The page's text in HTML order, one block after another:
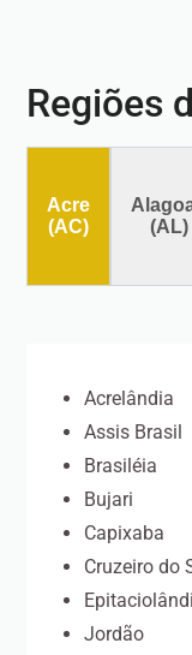
Regiões
Acre
(AC)
(AL)
Acrelândia
Assis Brasil
Brasiléia
Bujari
Capixaba
Cruzeiro do
Jordão